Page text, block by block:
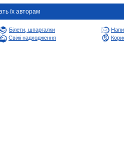
їх авторам
Білети, шпаргалки
Свіжі надходження